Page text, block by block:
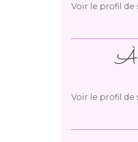
Voir le profil de
À
Voir le profil de